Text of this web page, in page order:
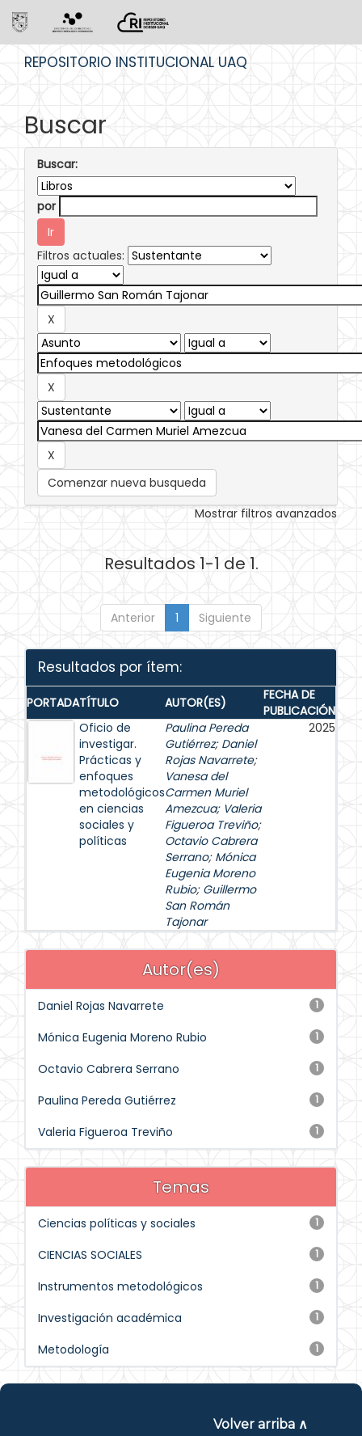
REPOSITORIO INSTITUCIONAL UAQ
Buscar
Buscar:
por
Filtros actuales:
Comenzar nueva busqueda
Mostrar filtros avanzados
Resultados 1-1 de 1.
Anterior 1 Siguiente
Resultados por ítem:
PORTADATÍTULO AUTOR(ES)
FECHA DE
PUBLICACIÓN
Oficio de
investigar.
Prácticas y
enfoques
metodológicos
en ciencias
sociales y
políticas
Paulina Pereda
Gutiérrez; Daniel
Rojas Navarrete;
Vanesa del
Carmen Muriel
Amezcua; Valeria
Figueroa Treviño;
Octavio Cabrera
Serrano; Mónica
Eugenia Moreno
Rubio; Guillermo
San Román
Tajonar
2025
Autor(es)
1
Daniel Rojas Navarrete
1
Mónica Eugenia Moreno Rubio
1
Octavio Cabrera Serrano
1
Paulina Pereda Gutiérrez
1
Valeria Figueroa Treviño
Temas
1
Ciencias políticas y sociales
1
CIENCIAS SOCIALES
1
Instrumentos metodológicos
1
Investigación académica
1
Metodología
Volver arriba ∧